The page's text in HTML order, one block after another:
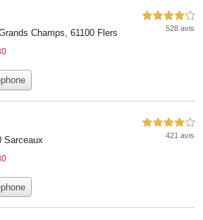
Champs, 61100 Flers
4,0 étoiles sur 5
528 avis
Sarceaux
4,0 étoiles sur 5
421 avis